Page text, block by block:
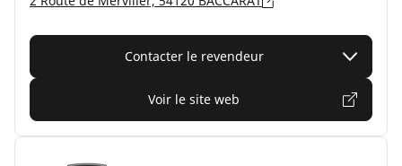
Contacter le revendeur
Voir le site web